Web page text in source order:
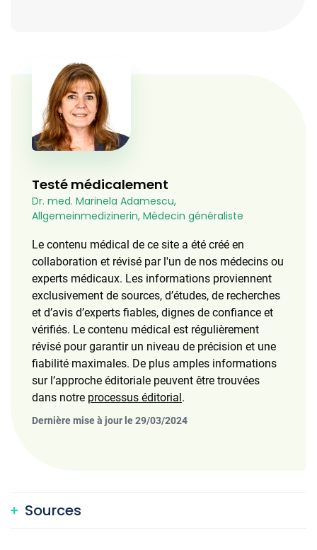
Testé médicalement
Dr. med. Marinela Adamescu,
Allgemeinmedizinerin, Médecin généraliste
Le contenu médical de ce site a été créé en
collaboration et révisé par l'un de nos médecins ou
experts médicaux. Les informations proviennent
exclusivement de sources, d’études, de recherches
et d’avis d’experts fiables, dignes de confiance et
vérifiés. Le contenu médical est régulièrement
révisé pour garantir un niveau de précision et une
fiabilité maximales. De plus amples informations
sur l’approche éditoriale peuvent être trouvées
dans notre processus éditorial.
Dernière mise à jour le 29/03/2024
Sources